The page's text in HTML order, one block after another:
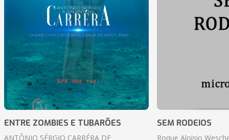
ENTRE ZOMBIES E TUBARÕES
ANTÔNIO SÉRGIO CARRÉRA DE
SEM RODEIOS
Roque Aloisio